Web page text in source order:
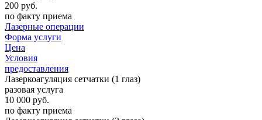
200 руб.
по факту приема
Лазерные операции
Форма услуги
Цена
Условия
предоставления
Лазеркоагуляция сетчатки (1 глаз)
разовая услуга
10 000 руб.
по факту приема